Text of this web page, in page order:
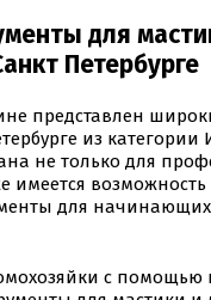
Сухие красители высокого
Съедобные фломастеры
Креманки
Топпинги,
Формы для
Марципан Паста
Наборы плунжеров
для
Петербурге
представлен
из
не только для
имеется
для начинающих
с помощью